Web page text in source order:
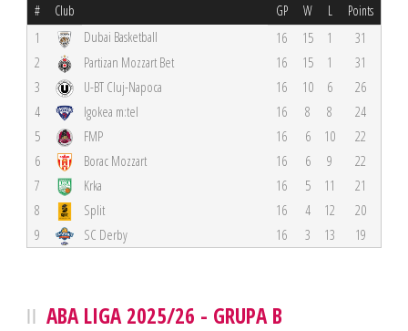
# Club GP W L Points
1 Dubai Basketball 16 15 1
31
2
Partizan Mozzart Bet 16 15 1
31
3
U-BT Cluj-Napoca 16 10 6
26
4
Igokea m:tel 16 8 8
24
5
FMP 16 6 10
22
6
Borac Mozzart 16 6 9
22
7
Krka 16 5 11
21
8
Split 16 4 12
20
9
SC Derby 16 3 13 19
ABA LIGA 2025/26 - GRUPA B